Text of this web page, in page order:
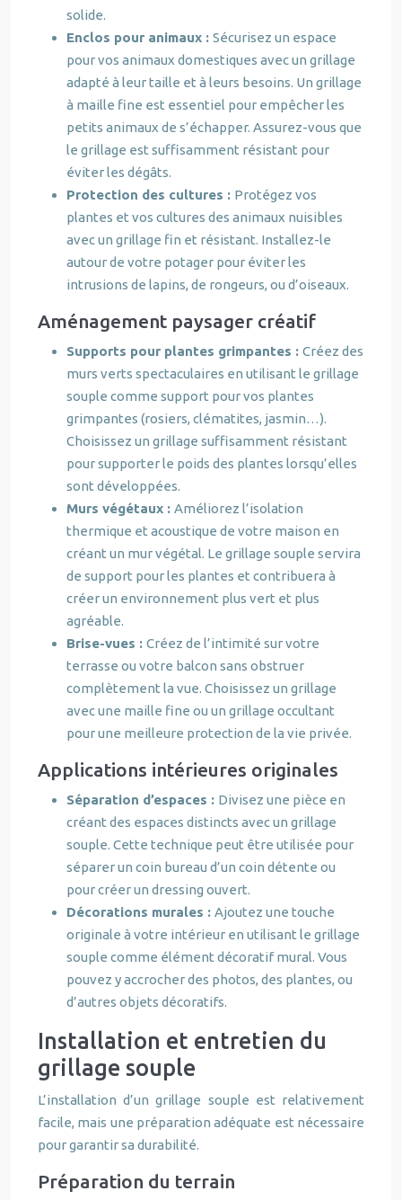
solide.
Enclos pour animaux : Sécurisez un espace
pour vos animaux domestiques avec un grillage
adapté à leur taille et à leurs besoins. Un grillage
à maille fine est essentiel pour empêcher les
petits animaux de s’échapper. Assurez-vous que
le grillage est suffisamment résistant pour
éviter les dégâts.
Protection des cultures : Protégez vos
plantes et vos cultures des animaux nuisibles
avec un grillage fin et résistant. Installez-le
autour de votre potager pour éviter les
intrusions de lapins, de rongeurs, ou d’oiseaux.
Aménagement paysager créatif
Supports pour plantes grimpantes : Créez des
murs verts spectaculaires en utilisant le grillage
souple comme support pour vos plantes
grimpantes (rosiers, clématites, jasmin…).
Choisissez un grillage suffisamment résistant
pour supporter le poids des plantes lorsqu’elles
sont développées.
Murs végétaux : Améliorez l’isolation
thermique et acoustique de votre maison en
créant un mur végétal. Le grillage souple servira
de support pour les plantes et contribuera à
créer un environnement plus vert et plus
agréable.
Brise-vues : Créez de l’intimité sur votre
terrasse ou votre balcon sans obstruer
complètement la vue. Choisissez un grillage
avec une maille fine ou un grillage occultant
pour une meilleure protection de la vie privée.
Applications intérieures originales
Séparation d’espaces : Divisez une pièce en
créant des espaces distincts avec un grillage
souple. Cette technique peut être utilisée pour
séparer un coin bureau d’un coin détente ou
pour créer un dressing ouvert.
Décorations murales : Ajoutez une touche
originale à votre intérieur en utilisant le grillage
souple comme élément décoratif mural. Vous
pouvez y accrocher des photos, des plantes, ou
d’autres objets décoratifs.
Installation et entretien du
grillage souple
L’installation d’un grillage souple est relativement
facile, mais une préparation adéquate est nécessaire
pour garantir sa durabilité.
Préparation du terrain